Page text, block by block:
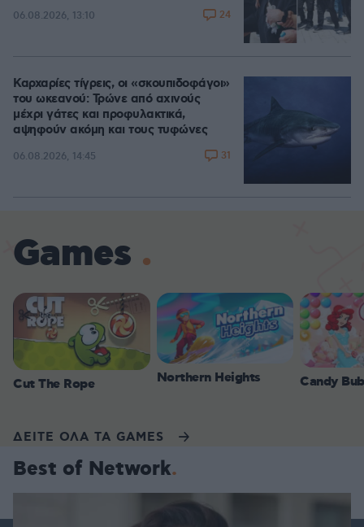
06.08.2026, 13:10 24
Καρχαρίες τίγρεις, οι «σκουπιδοφάγοι»
του ωκεανού: Τρώνε από αχινούς
μέχρι γάτες και προφυλακτικά,
αψηφούν ακόμη και τους τυφώνες
06.08.2026, 14:45 31
Games
Cut The Rope Northern Heights Candy
ΔΕΙΤΕ ΟΛΑ ΤΑ GAMES
Best of Network